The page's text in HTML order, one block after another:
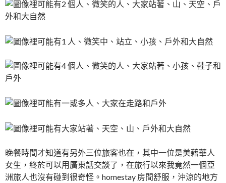
晚餐時間才知道有另外三位旅客也在，其中一位是美藉華人
女生，終於可以用廣東話交談了，在旅行以來我竟然一個亞
洲旅人也沒有碰到很奇怪。homestay 房間舒服，沖涼的地方